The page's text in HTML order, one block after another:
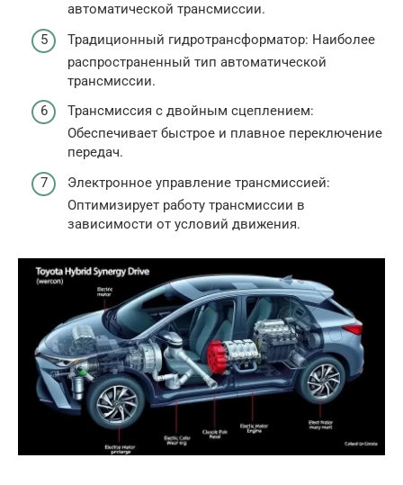
автоматической трансмиссии.
Традиционный гидротрансформатор: Наиболее
распространенный тип автоматической
трансмиссии.
Трансмиссия с двойным сцеплением:
Обеспечивает быстрое и плавное переключение
передач.
Электронное управление трансмиссией:
Оптимизирует работу трансмиссии в
зависимости от условий движения.